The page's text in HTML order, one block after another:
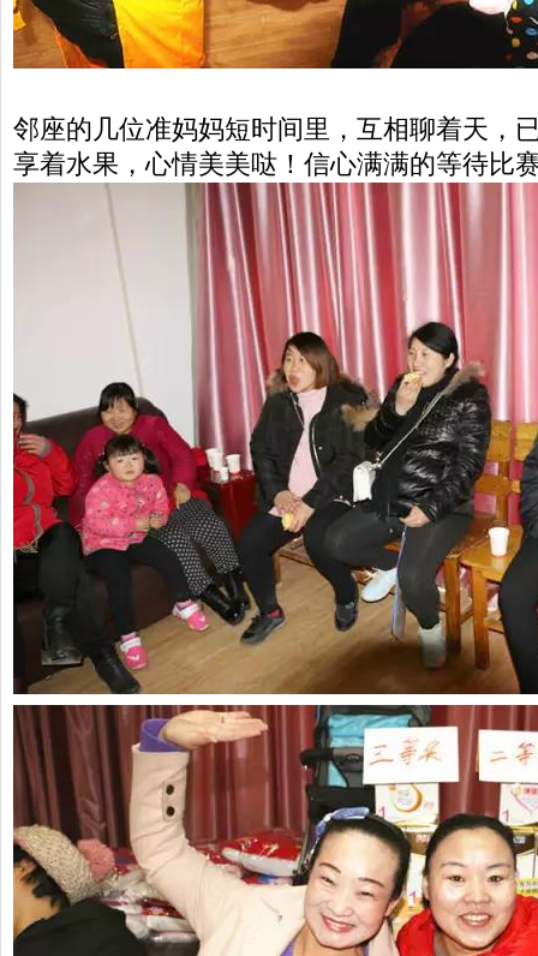
邻座的几位准妈妈短时间里，互相聊着天，
享着水果，心情美美哒！信心满满的等待比